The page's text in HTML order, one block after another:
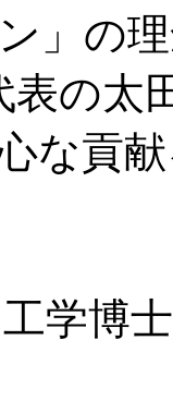
」の
表の太
な貢
学博